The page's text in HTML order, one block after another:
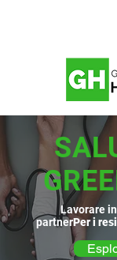
Lavorare
partnerPer i